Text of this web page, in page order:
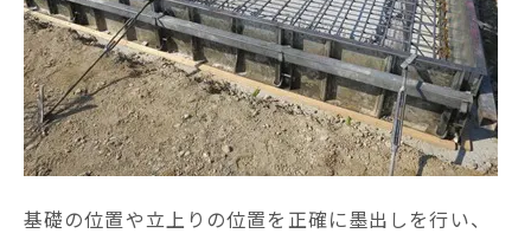
基礎の位置や立上りの位置を正確に墨出しを行い、